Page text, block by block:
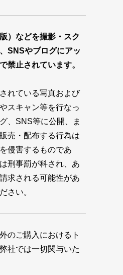
）などを撮影・スク
SNSやブログにアッ
禁止されています。
れている写真および
スキャン等を行なっ
、SNS等に公開、ま
売・配布する行為は
侵害するものであ
刑事罰が科され、あ
求される可能性があ
さい。
のご購入におけるト
社では一切関与いた